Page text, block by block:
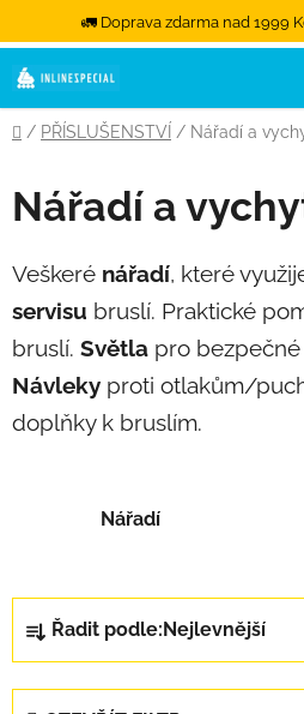
🚛 Doprava zdarma nad 1999
Přejít na obsah
Domů
/ PŘÍSLUŠENSTVÍ / Nářadí a
Nářadí a
Veškeré nářadí, které
servisu bruslí. Praktické
bruslí. Světla pro
Návleky proti otlakům/
doplňky k bruslím.
Nářadí
Řazení produktů
Řadit podle: Nejlevnější